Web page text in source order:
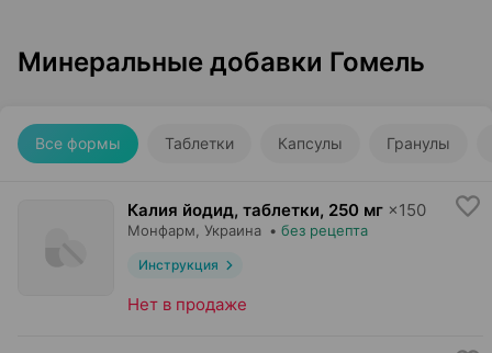
Минеральные добавки Гомель
Все формы Таблетки Капсулы Гранулы
Калия йодид, таблетки, 250 мг ×150
Монфарм , Украина • без рецепта
Инструкция
Нет в продаже